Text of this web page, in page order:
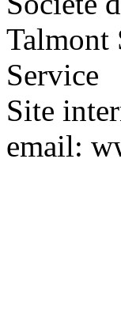
Talmont
Service
Site
email: